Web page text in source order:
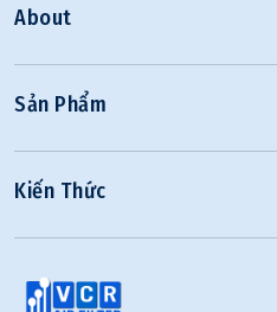
About
Sản Phẩm
Kiến Thức